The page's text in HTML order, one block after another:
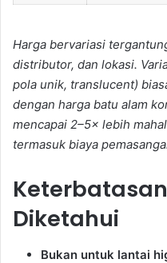
Harga bervariasi
distributor, dan lokasi.
pola unik, translucent)
dengan harga batu alam
mencapai 2–5× lebih
termasuk biaya
Diketahui
Bukan untuk lantai